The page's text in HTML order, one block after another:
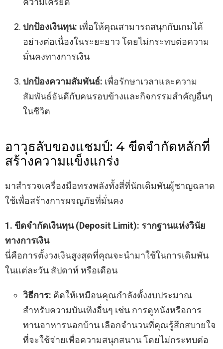
ปกป้องเงินทุน: เพื่อให้คุณสามารถสนุกกับเกมได้
อย่างต่อเนื่องในระยะยาว โดยไม่กระทบต่อความ
มั่นคงทางการเงิน
ปกป้องความสัมพันธ์: เพื่อรักษาเวลาและความ
สัมพันธ์อันดีกับคนรอบข้างและกิจกรรมสำคัญอื่นๆ
ในชีวิต
อาวุธลับของแชมป์: 4 ขีดจำกัดหลักที่
สร้างความแข็งแกร่ง
มาสำรวจเครื่องมือทรงพลังทั้งสี่ที่นักเดิมพันผู้ชาญฉลาด
ใช้เพื่อสร้างการผจญภัยที่มั่นคง
1. ขีดจำกัดเงินทุน (Deposit Limit): รากฐานแห่งวินัย
ทางการเงิน
นี่คือการตั้งวงเงินสูงสุดที่คุณจะนำมาใช้ในการเดิมพัน
ในแต่ละวัน สัปดาห์ หรือเดือน
วิธีการ: คิดให้เหมือนคุณกำลังตั้งงบประมาณ
สำหรับความบันเทิงอื่นๆ เช่น การดูหนังหรือการ
ทานอาหารนอกบ้าน เลือกจำนวนที่คุณรู้สึกสบายใจ
ที่จะใช้จ่ายเพื่อความสนุกสนาน โดยไม่กระทบต่อ